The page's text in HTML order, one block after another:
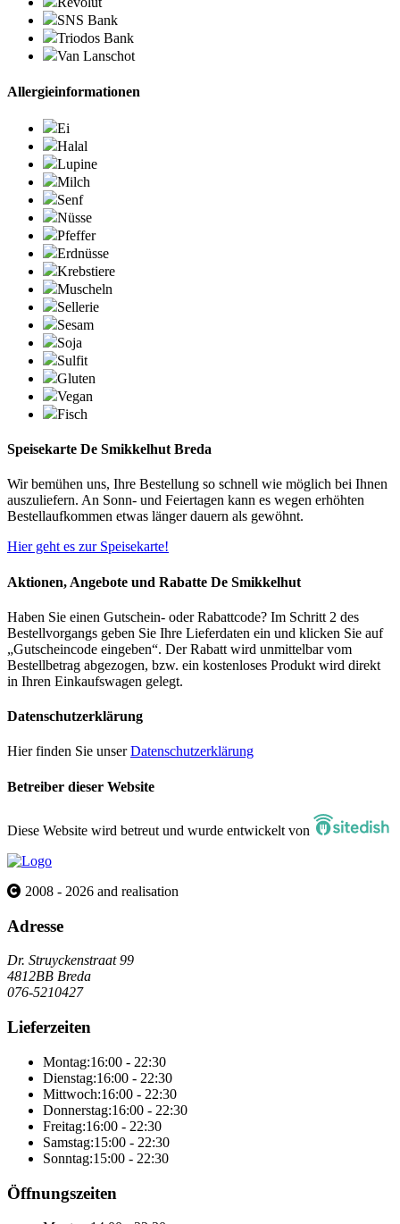
SNS Bank
Triodos Bank
Van Lanschot
Allergieinformationen
Ei
Halal
Lupine
Milch
Senf
Nüsse
Pfeffer
Erdnüsse
Krebstiere
Muscheln
Sellerie
Sesam
Soja
Sulfit
Gluten
Vegan
Fisch
Speisekarte De Smikkelhut Breda
Wir bemühen uns, Ihre Bestellung so schnell wie möglich bei Ihnen
auszuliefern. An Sonn- und Feiertagen kann es wegen erhöhten
Bestellaufkommen etwas länger dauern als gewöhnt.
Hier geht es zur Speisekarte!
Aktionen, Angebote und Rabatte De Smikkelhut
Haben Sie einen Gutschein- oder Rabattcode? Im Schritt 2 des
Bestellvorgangs geben Sie Ihre Lieferdaten ein und klicken Sie auf
„Gutscheincode eingeben“. Der Rabatt wird unmittelbar vom
Bestellbetrag abgezogen, bzw. ein kostenloses Produkt wird direkt
in Ihren Einkaufswagen gelegt.
Datenschutzerklärung
Hier finden Sie unserDatenschutzerklärung
Betreiber dieser Website
Diese Website wird betreut und wurde entwickelt von
2008 - 2026 and realisation
Adresse
Dr. Struyckenstraat 99
4812BB Breda
076-5210427
Lieferzeiten
Montag:16:00 - 22:30
Dienstag:16:00 - 22:30
Mittwoch:16:00 - 22:30
Donnerstag:16:00 - 22:30
Freitag:16:00 - 22:30
Samstag:15:00 - 22:30
Sonntag:15:00 - 22:30
Öffnungszeiten